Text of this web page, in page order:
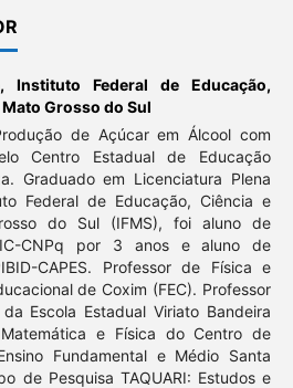
Instituto Federal de Educação,
Grosso do Sul
de Açúcar em Álcool com
Centro Estadual de Educação
Graduado em Licenciatura Plena
Federal de Educação, Ciência e
do Sul (IFMS), foi aluno de
CNPq por 3 anos e aluno de
CAPES. Professor de Física e
de Coxim (FEC). Professor
Escola Estadual Viriato Bandeira
Matemática e Física do Centro de
Fundamental e Médio Santa
de Pesquisa TAQUARI: Estudos e